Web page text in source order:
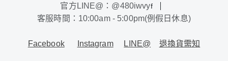
官方LINE@：@480iwvyf
客服時間：10:00am - 5:00pm(例假日休息)
Facebook Instagram LINE@ 退換貨需知